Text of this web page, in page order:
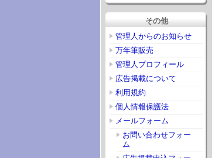
その他
管理人からのお知らせ
万年筆販売
管理人プロフィール
広告掲載について
利用規約
個人情報保護法
メールフォーム
お問い合わせフォー
ム